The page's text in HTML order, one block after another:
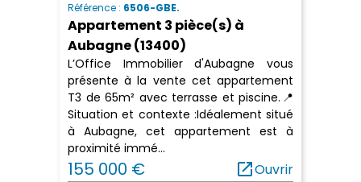
Référence : 6506-GBE.
Appartement 3 pièce(s) à
Aubagne (13400)
L’Office Immobilier d'Aubagne vous
présente à la vente cet appartement
T3 de 65m² avec terrasse et piscine.📍
Situation et contexte :Idéalement situé
à Aubagne, cet appartement est à
proximité immé...
155 000 € open_in_newOuvrir